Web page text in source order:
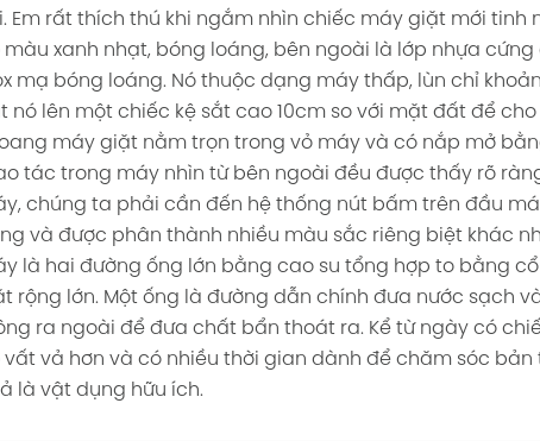
Em rất thích thú khi ngắm nhìn chiếc máy giặt mới tinh
màu xanh nhạt, bóng loáng, bên ngoài là lớp nhựa
mạ bóng loáng. Nó thuộc dạng máy thấp, lùn chỉ
nó lên một chiếc kệ sắt cao 10cm so với mặt đất để
máy giặt nằm trọn trong vỏ máy và có nắp mở
tác trong máy nhìn từ bên ngoài đều được thấy rõ
chúng ta phải cần đến hệ thống nút bấm trên đầu
và được phân thành nhiều màu sắc riêng biệt khác
là hai đường ống lớn bằng cao su tổng hợp to bằng
rộng lớn. Một ống là đường dẫn chính đưa nước sạch
ra ngoài để đưa chất bẩn thoát ra. Kể từ ngày có
vất vả hơn và có nhiều thời gian dành để chăm sóc
là vật dụng hữu ích.